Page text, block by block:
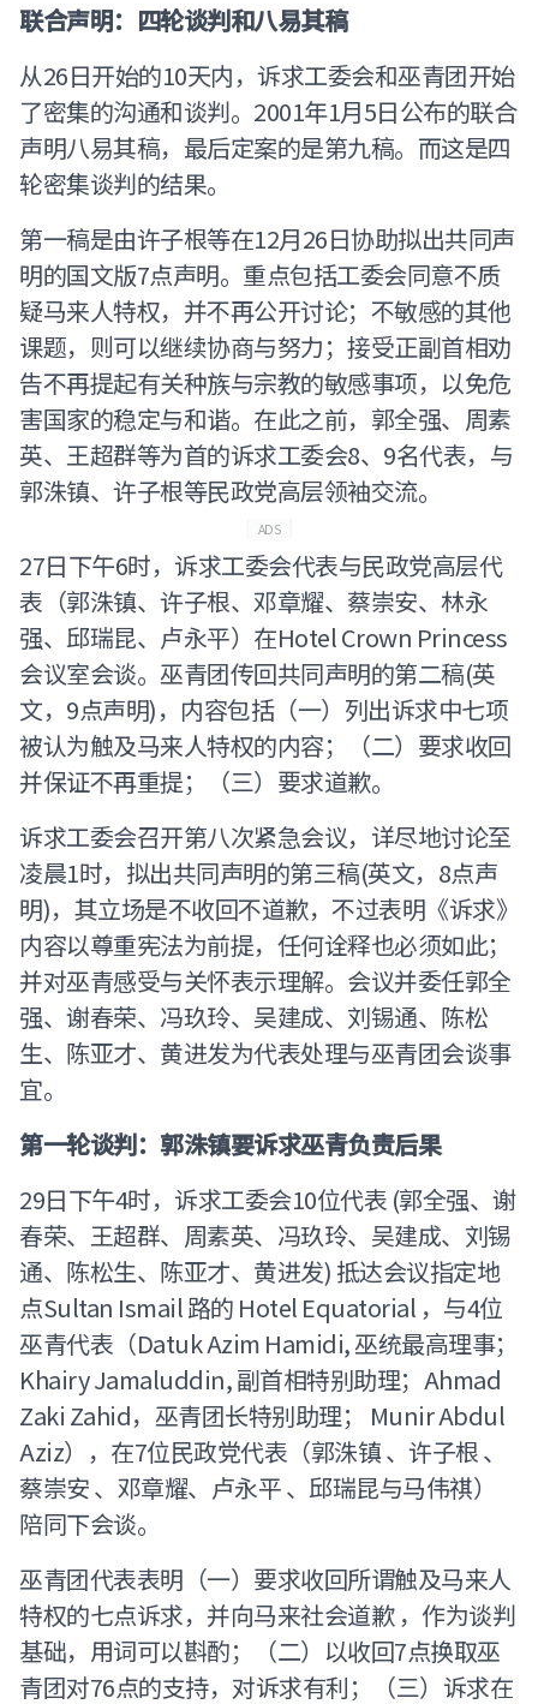
联合声明：四轮谈判和八易其稿
从26日开始的10天内，诉求工委会和巫青团开始
了密集的沟通和谈判。2001年1月5日公布的联合
声明八易其稿，最后定案的是第九稿。而这是四
轮密集谈判的结果。
第一稿是由许子根等在12月26日协助拟出共同声
明的国文版7点声明。重点包括工委会同意不质
疑马来人特权，并不再公开讨论；不敏感的其他
课题，则可以继续协商与努力；接受正副首相劝
告不再提起有关种族与宗教的敏感事项，以免危
害国家的稳定与和谐。在此之前，郭全强、周素
英、王超群等为首的诉求工委会8、9名代表，与
郭洙镇、许子根等民政党高层领袖交流。
ADS
27日下午6时，诉求工委会代表与民政党高层代
表（郭洙镇、许子根、邓章耀、蔡崇安、林永
强、邱瑞昆、卢永平）在Hotel Crown Princess
会议室会谈。巫青团传回共同声明的第二稿(英
文，9点声明)，内容包括（一）列出诉求中七项
被认为触及马来人特权的内容；（二）要求收回
并保证不再重提；（三）要求道歉。
诉求工委会召开第八次紧急会议，详尽地讨论至
凌晨1时，拟出共同声明的第三稿(英文，8点声
明)，其立场是不收回不道歉，不过表明《诉求》
内容以尊重宪法为前提，任何诠释也必须如此；
并对巫青感受与关怀表示理解。会议并委任郭全
强、谢春荣、冯玖玲、吴建成、刘锡通、陈松
生、陈亚才、黄进发为代表处理与巫青团会谈事
宜。
第一轮谈判：郭洙镇要诉求巫青负责后果
29日下午4时，诉求工委会10位代表 (郭全强、谢
春荣、王超群、周素英、冯玖玲、吴建成、刘锡
通、陈松生、陈亚才、黄进发) 抵达会议指定地
点Sultan Ismail 路的 Hotel Equatorial ，与4位
巫青代表（Datuk Azim Hamidi, 巫统最高理事；
Khairy Jamaluddin, 副首相特别助理；Ahmad
Zaki Zahid，巫青团长特别助理； Munir Abdul
Aziz），在7位民政党代表（郭洙镇 、许子根 、
蔡崇安 、邓章耀、卢永平 、邱瑞昆与马伟祺）
陪同下会谈。
巫青团代表表明（一）要求收回所谓触及马来人
特权的七点诉求，并向马来社会道歉 ，作为谈判
基础，用词可以斟酌；（二）以收回7点换取巫
青团对76点的支持，对诉求有利；（三）诉求在